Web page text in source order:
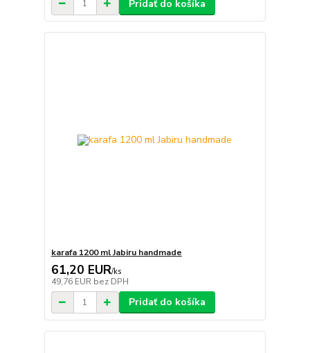
Pridať do košíka
karafa 1200 ml Jabiru handmade
61,20 EUR/ks
49,76 EUR bez DPH
Pridať do košíka